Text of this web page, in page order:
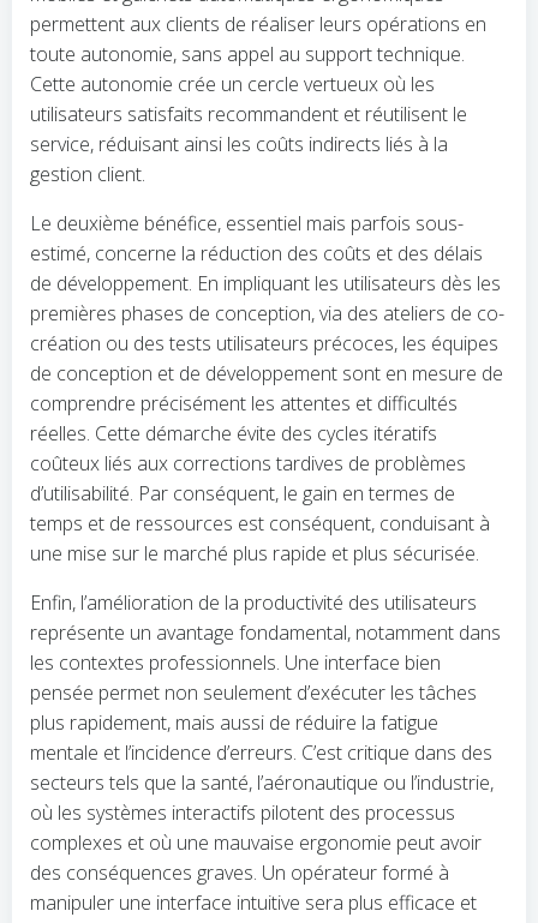
permettent aux clients de réaliser leurs opérations en
toute autonomie, sans appel au support technique.
Cette autonomie crée un cercle vertueux où les
utilisateurs satisfaits recommandent et réutilisent le
service, réduisant ainsi les coûts indirects liés à la
gestion client.
Le deuxième bénéfice, essentiel mais parfois sous-
estimé, concerne la réduction des coûts et des délais
de développement. En impliquant les utilisateurs dès les
premières phases de conception, via des ateliers de co-
création ou des tests utilisateurs précoces, les équipes
de conception et de développement sont en mesure de
comprendre précisément les attentes et difficultés
réelles. Cette démarche évite des cycles itératifs
coûteux liés aux corrections tardives de problèmes
d’utilisabilité. Par conséquent, le gain en termes de
temps et de ressources est conséquent, conduisant à
une mise sur le marché plus rapide et plus sécurisée.
Enfin, l’amélioration de la productivité des utilisateurs
représente un avantage fondamental, notamment dans
les contextes professionnels. Une interface bien
pensée permet non seulement d’exécuter les tâches
plus rapidement, mais aussi de réduire la fatigue
mentale et l’incidence d’erreurs. C’est critique dans des
secteurs tels que la santé, l’aéronautique ou l’industrie,
où les systèmes interactifs pilotent des processus
complexes et où une mauvaise ergonomie peut avoir
des conséquences graves. Un opérateur formé à
manipuler une interface intuitive sera plus efficace et